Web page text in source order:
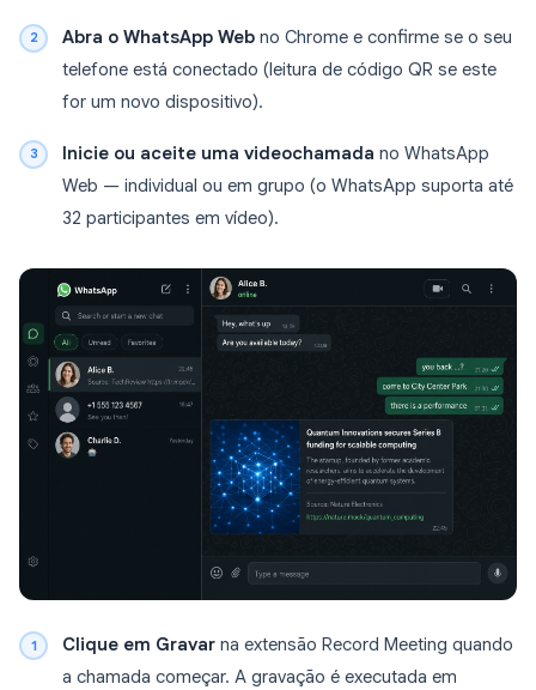
Abra o WhatsApp Web no Chrome e confirme se o seu
telefone está conectado (leitura de código QR se este
for um novo dispositivo).
Inicie ou aceite uma videochamada no WhatsApp
Web — individual ou em grupo (o WhatsApp suporta até
32 participantes em vídeo).
Clique em Gravar na extensão Record Meeting quando
a chamada começar. A gravação é executada em